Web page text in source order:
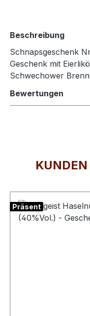
Beschreibung
Schnapsgeschenk
Geschenk mit
Schwechower
Bewertungen
Präsent